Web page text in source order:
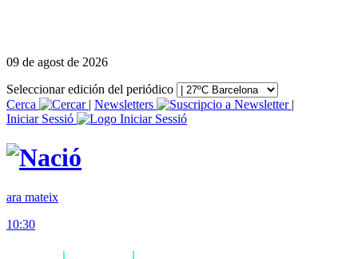
09 de agost de 2026
Seleccionar edición del periódico
Cerca
| Newsletters
|
Iniciar Sessió
ara mateix
10:30